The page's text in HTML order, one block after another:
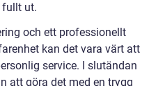
fullt ut.
och ett professionellt
kan det vara värt att
service. I slutändan
att göra det med en trygg